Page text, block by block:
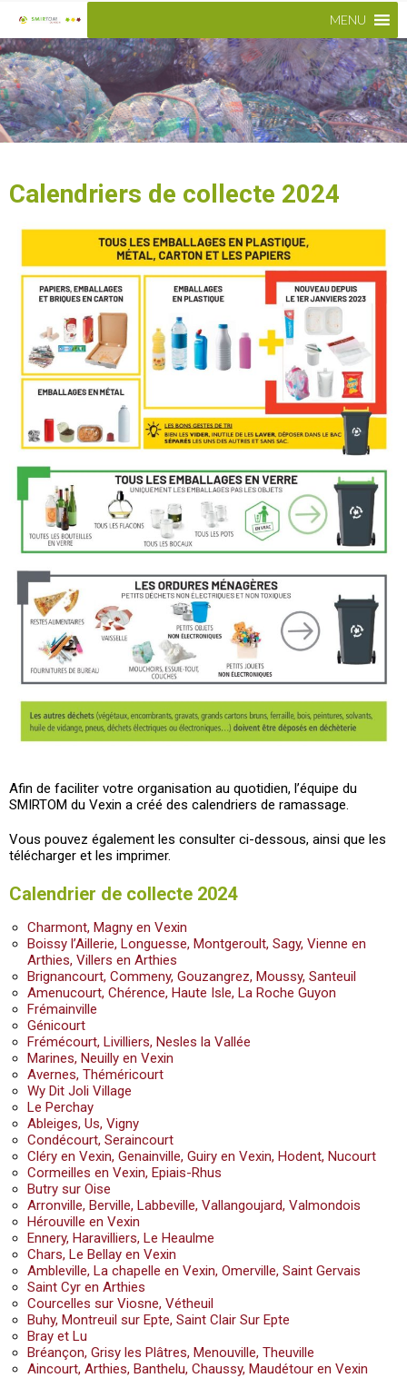
MENU
Calendriers de collecte 2024
Afin de faciliter votre organisation au quotidien, l’équipe du
SMIRTOM du Vexin a créé des calendriers de ramassage.
Vous pouvez également les consulter ci-dessous, ainsi que les
télécharger et les imprimer.
Calendrier de collecte 2024
Charmont, Magny en Vexin
Boissy l’Aillerie, Longuesse, Montgeroult, Sagy, Vienne en
Arthies, Villers en Arthies
Brignancourt, Commeny, Gouzangrez, Moussy, Santeuil
Amenucourt, Chérence, Haute Isle, La Roche Guyon
Frémainville
Génicourt
Frémécourt, Livilliers, Nesles la Vallée
Marines, Neuilly en Vexin
Avernes, Théméricourt
Wy Dit Joli Village
Le Perchay
Ableiges, Us, Vigny
Condécourt, Seraincourt
Cléry en Vexin, Genainville, Guiry en Vexin, Hodent, Nucourt
Cormeilles en Vexin, Epiais-Rhus
Butry sur Oise
Arronville, Berville, Labbeville, Vallangoujard, Valmondois
Hérouville en Vexin
Ennery, Haravilliers, Le Heaulme
Chars, Le Bellay en Vexin
Ambleville, La chapelle en Vexin, Omerville, Saint Gervais
Saint Cyr en Arthies
Courcelles sur Viosne, Vétheuil
Buhy, Montreuil sur Epte, Saint Clair Sur Epte
Bray et Lu
Bréançon, Grisy les Plâtres, Menouville, Theuville
Aincourt, Arthies, Banthelu, Chaussy, Maudétour en Vexin